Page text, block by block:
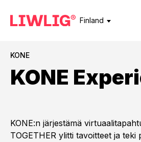
Finland
KONE
KONE
KONE:n järjestämä
TOGETHER ylitti tavoitteet ja teki